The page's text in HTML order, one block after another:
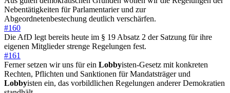
Nebentätigkeiten für Parlamentarier und zur
Abgeordnetenbestechung deutlich verschärfen.
#160
Die AfD legt bereits heute im § 19 Absatz 2 der Satzung für ihre
eigenen Mitglieder strenge Regelungen fest.
#161
Ferner setzen wir uns für ein Lobbyisten-Gesetz mit konkreten
Rechten, Pflichten und Sanktionen für Mandatsträger und
Lobbyisten ein, das vorbildlichen Regelungen anderer Demokratien